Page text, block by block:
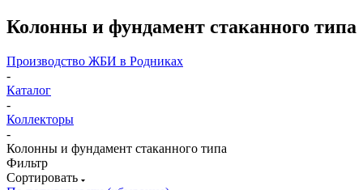
Колонны и фундамент стаканного типа
Производство ЖБИ в Родниках
-
Каталог
-
Коллекторы
-
Колонны и фундамент стаканного типа
Фильтр
Сортировать